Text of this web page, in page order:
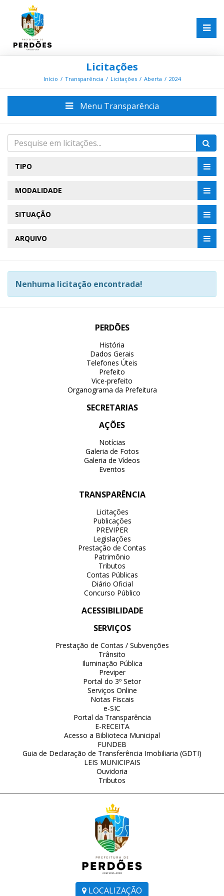
Licitações
Início Transparência Licitações Aberta 2024
Menu Transparência
TIPO
MODALIDADE
SITUAÇÃO
ARQUIVO
Nenhuma licitação encontrada!
LOCALIZAÇÃO
PERDÕES
História
Dados Gerais
Telefones Úteis
Prefeito
Vice-prefeito
Organograma da Prefeitura
SECRETARIAS
AÇÕES
Notícias
Galeria de Fotos
Galeria de Vídeos
Eventos
TRANSPARÊNCIA
Licitações
Publicações
PREVIPER
Legislações
Prestação de Contas
Patrimônio
Tributos
Contas Públicas
Diário Oficial
Concurso Público
ACESSIBILIDADE
SERVIÇOS
Prestação de Contas / Subvenções
Trânsito
Iluminação Pública
Previper
Portal do 3º Setor
Serviços Online
Notas Fiscais
e-SIC
Portal da Transparência
E-RECEITA
Acesso a Biblioteca Municipal
FUNDEB
Guia de Declaração de Transferência Imobiliaria (GDTI)
LEIS MUNICIPAIS
Ouvidoria
Tributos